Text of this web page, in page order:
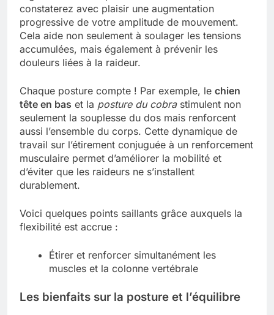
constaterez avec plaisir une augmentation
progressive de votre amplitude de mouvement.
Cela aide non seulement à soulager les tensions
accumulées, mais également à prévenir les
douleurs liées à la raideur.
Chaque posture compte ! Par exemple, le chien
tête en bas et la posture du cobrastimulent non
seulement la souplesse du dos mais renforcent
aussi l’ensemble du corps. Cette dynamique de
travail sur l’étirement conjuguée à un renforcement
musculaire permet d’améliorer la mobilité et
d’éviter que les raideurs ne s’installent
durablement.
Voici quelques points saillants grâce auxquels la
flexibilité est accrue :
Étirer et renforcer simultanément les
muscles et la colonne vertébrale
Les bienfaits sur la posture et l’équilibre